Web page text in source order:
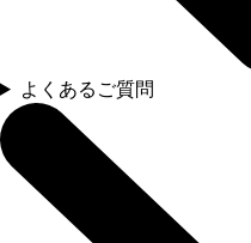
よくあるご質問